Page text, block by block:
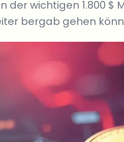
der wichtigen 1.800 $
bergab gehen